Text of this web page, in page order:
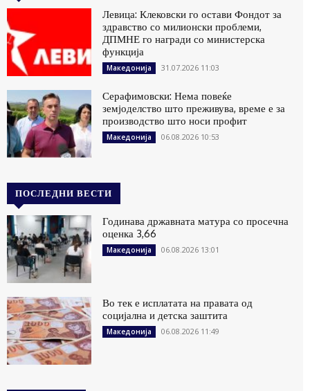
Левица: Клековски го остави Фондот за
здравство со милионски проблеми,
ДПМНЕ го награди со министерска
функција
Македонија 31.07.2026 11:03
Серафимовски: Нема повеќе
земјоделство што преживува, време е за
производство што носи профит
Македонија 06.08.2026 10:53
ПОСЛЕДНИ ВЕСТИ
Годинава државната матура со просечна
оценка 3,66
Македонија 06.08.2026 13:01
Во тек е исплатата на правата од
социјална и детска заштита
Македонија 06.08.2026 11:49